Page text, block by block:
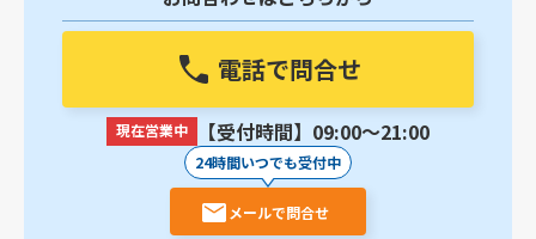
電話で問合せ
現在営業中 【受付時間】09:00〜21:00
24時間いつでも受付中
メールで問合せ